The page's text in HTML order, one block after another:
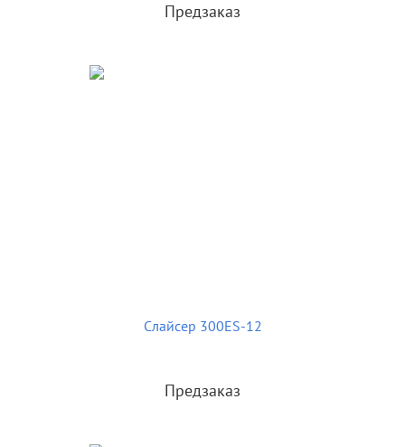
Предзаказ
Слайсер 300ES-12
Предзаказ